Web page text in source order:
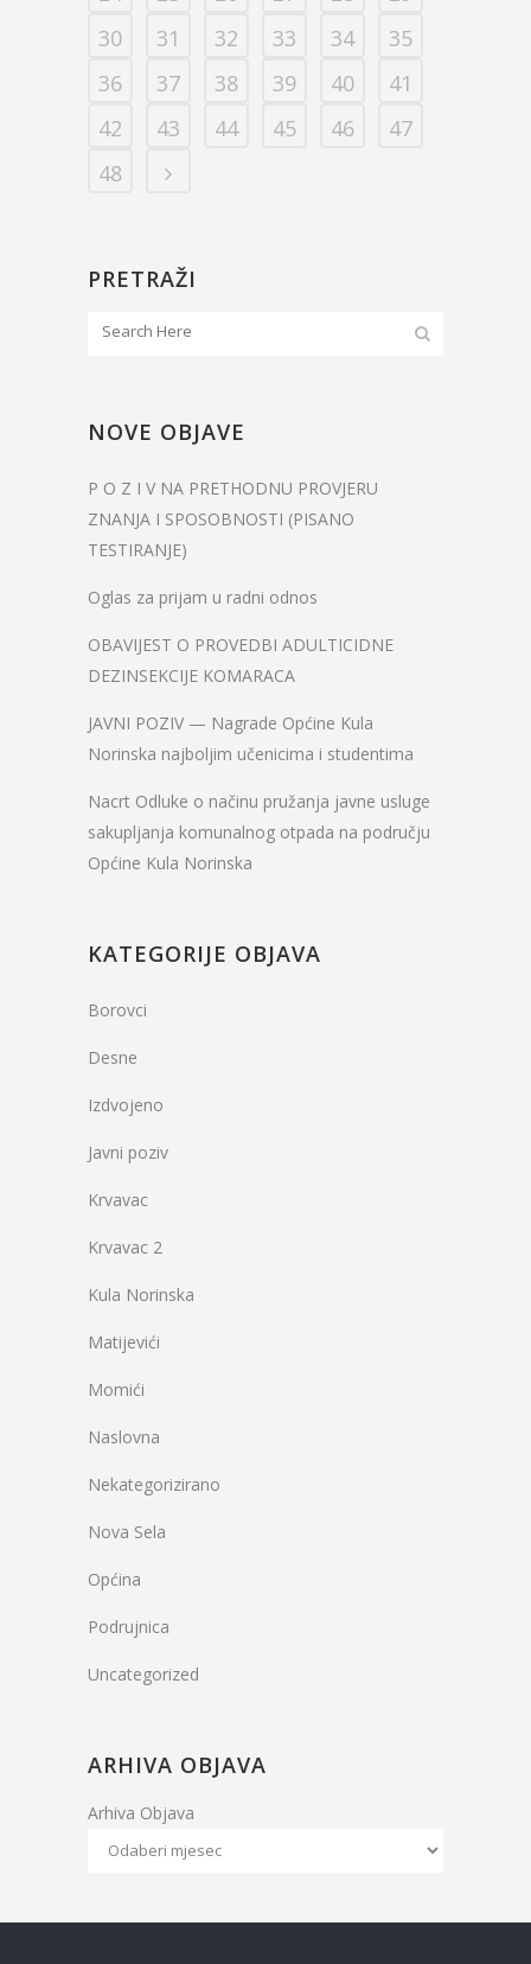
30
31 32 33 34
35
36
37 38 39 40
41
42
43 44 45 46
47
48
PRETRAŽI
NOVE OBJAVE
P O Z I V NA PRETHODNU PROVJERU
ZNANJA I SPOSOBNOSTI (PISANO
TESTIRANJE)
Oglas za prijam u radni odnos
OBAVIJEST O PROVEDBI ADULTICIDNE
DEZINSEKCIJE KOMARACA
JAVNI POZIV — Nagrade Općine Kula
Norinska najboljim učenicima i studentima
Nacrt Odluke o načinu pružanja javne usluge
sakupljanja komunalnog otpada na području
Općine Kula Norinska
KATEGORIJE OBJAVA
Borovci
Desne
Izdvojeno
Javni poziv
Krvavac
Krvavac 2
Kula Norinska
Matijevići
Momići
Naslovna
Nekategorizirano
Nova Sela
Općina
Podrujnica
Uncategorized
ARHIVA OBJAVA
Arhiva Objava